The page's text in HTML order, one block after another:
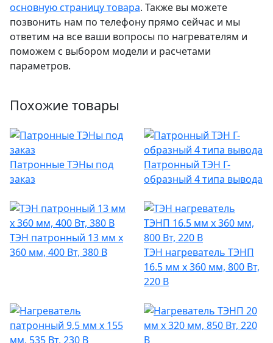
основную страницу товара. Также вы можете
позвонить нам по телефону прямо сейчас и мы
ответим на все ваши вопросы по нагревателям и
поможем с выбором модели и расчетами
параметров.
Похожие товары
Патронные ТЭНы под
заказ
Патронный ТЭН Г-
образный 4 типа вывода
ТЭН патронный 13 мм x
360 мм, 400 Вт, 380 В
ТЭН нагреватель ТЭНП
16.5 мм x 360 мм, 800 Вт,
220 В